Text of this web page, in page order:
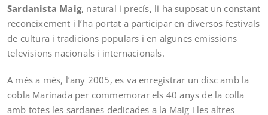
Sardanista Maig, natural i precís, li ha suposat un constant
reconeixement i l’ha portat a participar en diversos festivals
de cultura i tradicions populars i en algunes emissions
televisions nacionals i internacionals.
A més a més, l’any 2005, es va enregistrar un disc amb la
cobla Marinada per commemorar els 40 anys de la colla
amb totes les sardanes dedicades a la Maig i les altres